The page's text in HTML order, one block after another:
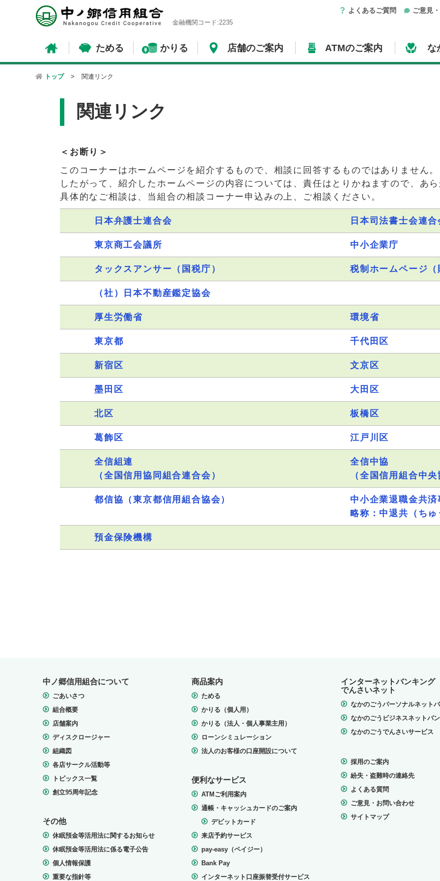
金融機関コード:2235
よくあるご質問 ご意見
ためる かりる 店舗のご案内 ATMのご案内 な
トップ > 関連リンク
関連リンク
＜お断り＞
このコーナーはホームページを紹介するもので、相談に回答するものではありません。
したがって、紹介したホームページの内容については、責任はとりかねますので、あら
具体的なご相談は、当組合の相談コーナー申込みの上、ご相談ください。
日本弁護士連合会 日本司法書士会連合
東京商工会議所 中小企業庁
タックスアンサー（国税庁） 税制ホームページ（
（社）日本不動産鑑定協会
厚生労働省 環境省
東京都 千代田区
新宿区 文京区
墨田区 大田区
北区 板橋区
葛飾区 江戸川区
全信組連
（全国信用協同組合連合会）
全信中協
（全国信用組合中央
都信協（東京都信用組合協会）
中小企業退職金共済
略称：中退共（ちゅ
預金保険機構
中ノ郷信用組合について
ごあいさつ
組合概要
店舗案内
ディスクロージャー
組織図
各店サークル活動等
トピックス一覧
創立95周年記念
その他
休眠預金等活用法に関するお知らせ
休眠預金等活用法に係る電子公告
個人情報保護
重要な指針等
商品案内
ためる
かりる（個人用）
かりる（法人・個人事業主用）
ローンシミュレーション
法人のお客様の口座開設について
便利なサービス
ATMご利用案内
通帳・キャッシュカードのご案内
デビットカード
来店予約サービス
pay-easy（ペイジー）
Bank Pay
インターネット口座振替受付サービス
インターネットバンキング
でんさいネット
なかのごうパーソナルネット
なかのごうビジネスネットバ
なかのごうでんさいサービス
採用のご案内
紛失・盗難時の連絡先
よくある質問
ご意見・お問い合わせ
サイトマップ